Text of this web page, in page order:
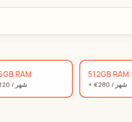
RAM
+ €120 / شهر
512GB RAM
+ €280 / شهر